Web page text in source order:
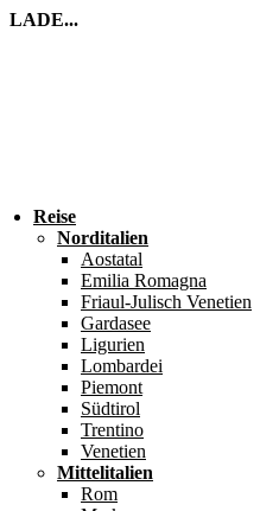
LADE...
Reise
Norditalien
Aostatal
Emilia Romagna
Friaul-Julisch Venetien
Gardasee
Ligurien
Lombardei
Piemont
Südtirol
Trentino
Venetien
Mittelitalien
Rom